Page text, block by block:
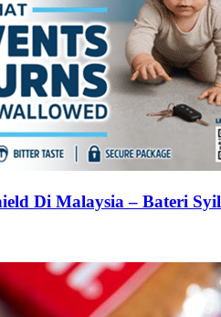
Di Malaysia – Bateri